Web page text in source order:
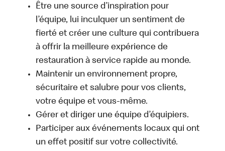
Être une source d’inspiration pour
l’équipe, lui inculquer un sentiment de
fierté et créer une culture qui contribuera
à offrir la meilleure expérience de
restauration à service rapide au monde.
Maintenir un environnement propre,
sécuritaire et salubre pour vos clients,
votre équipe et vous-même.
Gérer et diriger une équipe d’équipiers.
Participer aux événements locaux qui ont
un effet positif sur votre collectivité.